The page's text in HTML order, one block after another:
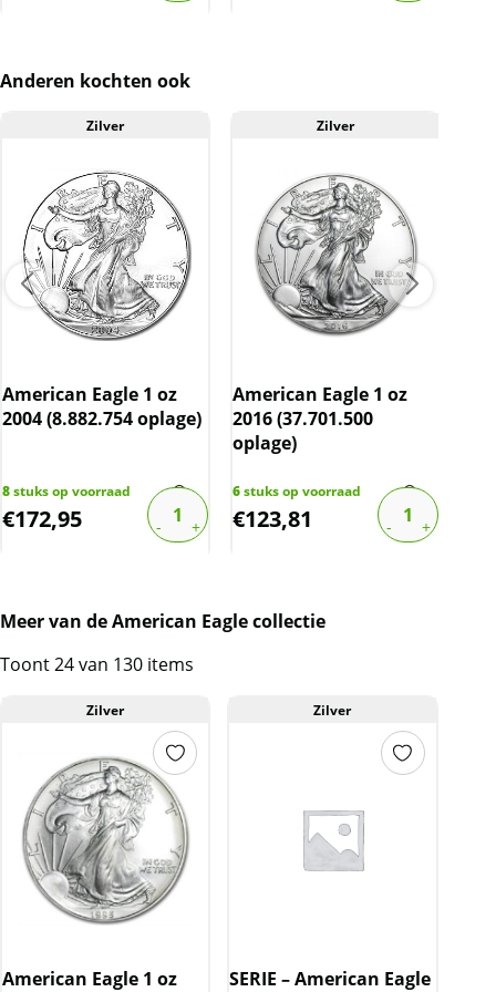
website is inclusief btw.
Anderen kochten ook
Zilver
American Eagle 1 oz
2004 (8.882.754 oplage)
8stuks op voorraad
€172,95
Zilver
American Eagle 1 oz
2016 (37.701.500
oplage)
6stuks op voorraad
€123,81
Meer van de American Eagle collectie
Toont 24 van 130 items
Zilver
American Eagle 1 oz
Zilver
SERIE – American Eagle